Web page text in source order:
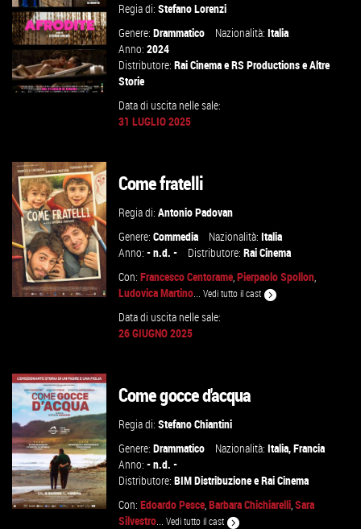
VAI ALLA SCHEDA
Regia di:Stefano Lorenzi
Genere:Drammatico Nazionalità:Italia
Anno:2024
Distributore:Rai CinemaeRS ProductionseAltre
Storie
Data di uscita nelle sale:
31 LUGLIO 2025
VAI ALLA SCHEDA
Come fratelli
Regia di:Antonio Padovan
Genere:Commedia Nazionalità:Italia
Anno:- n.d. - Distributore:Rai Cinema
Con:Francesco Centorame,Pierpaolo Spollon,
Ludovica Martino...Vedi tutto il cast
Data di uscita nelle sale:
26 GIUGNO 2025
Come gocce d'acqua
Regia di:Stefano Chiantini
Genere:Drammatico Nazionalità:Italia,Francia
Anno:- n.d. -
Distributore:BIM DistribuzioneeRai Cinema
Con:Edoardo Pesce,Barbara Chichiarelli,Sara
Silvestro...Vedi tutto il cast